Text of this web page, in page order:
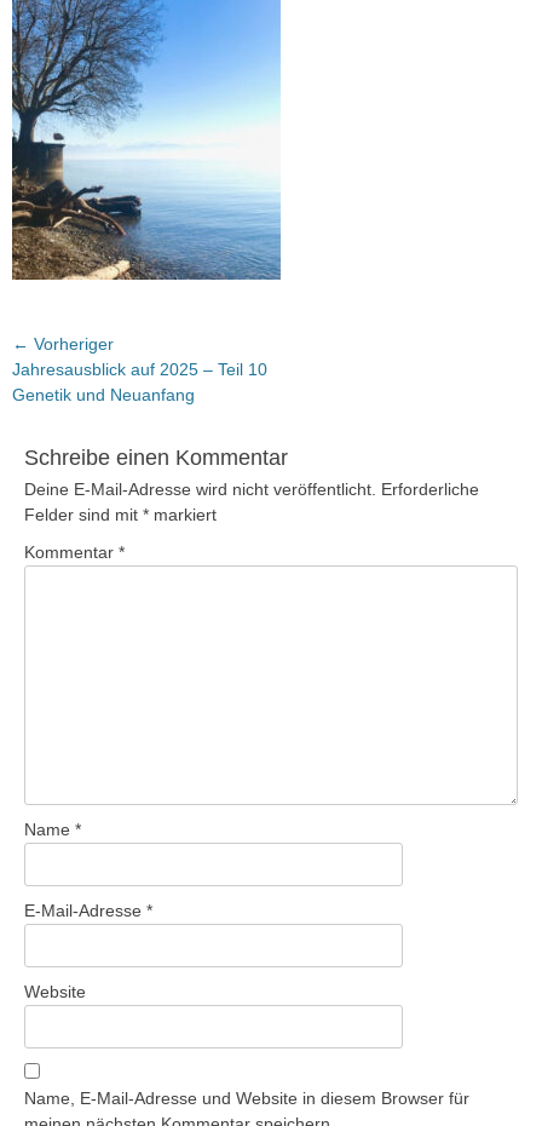
Beitragsnavigation
← Vorheriger
Vorheriger
Beitrag:
Jahresausblick auf 2025 – Teil 10
Genetik und Neuanfang
Schreibe einen Kommentar
Deine E-Mail-Adresse wird nicht veröffentlicht. Erforderliche
Felder sind mit * markiert
Kommentar *
Name *
E-Mail-Adresse *
Website
Name, E-Mail-Adresse und Website in diesem Browser für